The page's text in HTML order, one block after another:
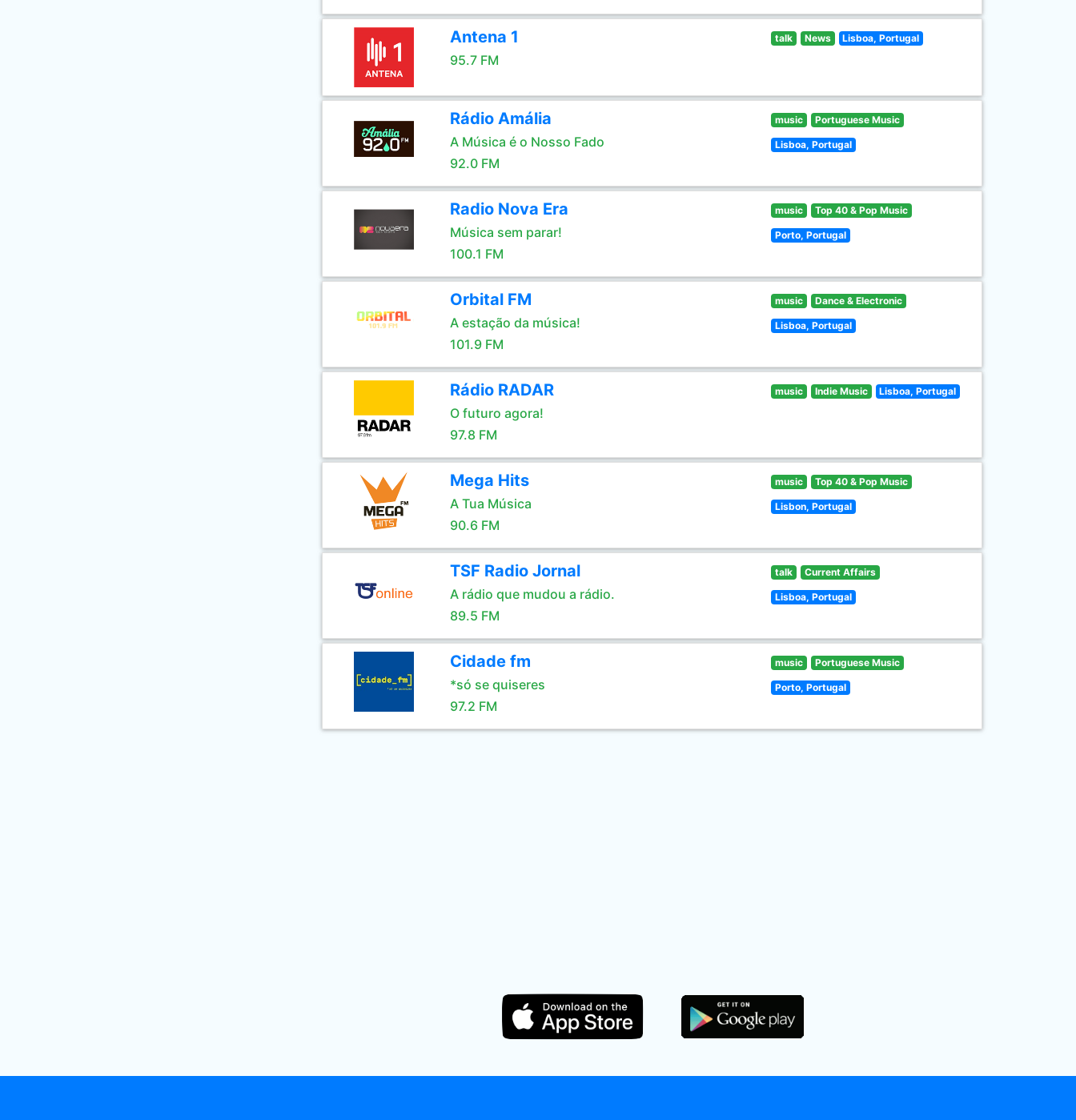
Antena 1
95.7 FM
talk News Lisboa, Portugal
Rádio Amália
A Música é o Nosso Fado
92.0 FM
music Portuguese Music
Lisboa, Portugal
Radio Nova Era
Música sem parar!
100.1 FM
music Top 40 & Pop Music
Porto, Portugal
Orbital FM
A estação da música!
101.9 FM
music Dance & Electronic
Lisboa, Portugal
Rádio RADAR
O futuro agora!
97.8 FM
music Indie Music Lisboa, Portugal
Mega Hits
A Tua Música
90.6 FM
music Top 40 & Pop Music
Lisbon, Portugal
TSF Radio Jornal
A rádio que mudou a rádio.
89.5 FM
talk Current Affairs
Lisboa, Portugal
Cidade fm
*só se quiseres
97.2 FM
music Portuguese Music
Porto, Portugal